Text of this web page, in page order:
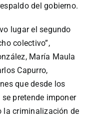
del gobierno.
lugar el segundo
colectivo”,
María Maula
Capurro,
que desde los
pretende imponer
la criminalización de